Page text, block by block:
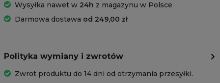
Wysyłka nawet w 24h z magazynu w Polsce
Darmowa dostawa od 249,00 zł
Polityka wymiany i zwrotów
Zwrot produktu do 14 dni od otrzymania przesyłki.